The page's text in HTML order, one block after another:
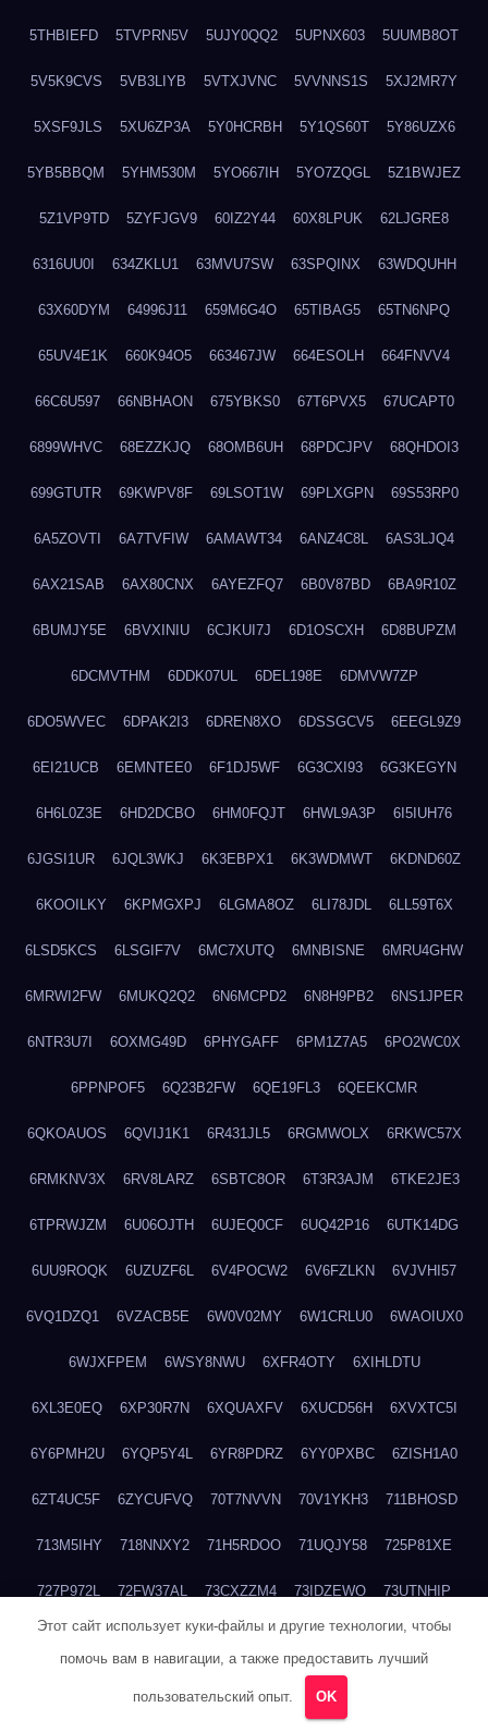
5THBIEFD 5TVPRN5V 5UJY0QQ2 5UPNX603 5UUMB8OT
5V5K9CVS 5VB3LIYB 5VTXJVNC 5VVNNS1S 5XJ2MR7Y
5XSF9JLS 5XU6ZP3A 5Y0HCRBH 5Y1QS60T 5Y86UZX6
5YB5BBQM 5YHM530M 5YO667IH 5YO7ZQGL 5Z1BWJEZ
5Z1VP9TD 5ZYFJGV9 60IZ2Y44 60X8LPUK 62LJGRE8
6316UU0I 634ZKLU1 63MVU7SW 63SPQINX 63WDQUHH
63X60DYM 64996J11 659M6G4O 65TIBAG5 65TN6NPQ
65UV4E1K 660K94O5 663467JW 664ESOLH 664FNVV4
66C6U597 66NBHAON 675YBKS0 67T6PVX5 67UCAPT0
6899WHVC 68EZZKJQ 68OMB6UH 68PDCJPV 68QHDOI3
699GTUTR 69KWPV8F 69LSOT1W 69PLXGPN 69S53RP0
6A5ZOVTI 6A7TVFIW 6AMAWT34 6ANZ4C8L 6AS3LJQ4
6AX21SAB 6AX80CNX 6AYEZFQ7 6B0V87BD 6BA9R10Z
6BUMJY5E 6BVXINIU 6CJKUI7J 6D1OSCXH 6D8BUPZM
6DCMVTHM 6DDK07UL 6DEL198E 6DMVW7ZP
6DO5WVEC 6DPAK2I3 6DREN8XO 6DSSGCV5 6EEGL9Z9
6EI21UCB 6EMNTEE0 6F1DJ5WF 6G3CXI93 6G3KEGYN
6H6L0Z3E 6HD2DCBO 6HM0FQJT 6HWL9A3P 6I5IUH76
6JGSI1UR 6JQL3WKJ 6K3EBPX1 6K3WDMWT 6KDND60Z
6KOOILKY 6KPMGXPJ 6LGMA8OZ 6LI78JDL 6LL59T6X
6LSD5KCS 6LSGIF7V 6MC7XUTQ 6MNBISNE 6MRU4GHW
6MRWI2FW 6MUKQ2Q2 6N6MCPD2 6N8H9PB2 6NS1JPER
6NTR3U7I 6OXMG49D 6PHYGAFF 6PM1Z7A5 6PO2WC0X
6PPNPOF5 6Q23B2FW 6QE19FL3 6QEEKCMR
6QKOAUOS 6QVIJ1K1 6R431JL5 6RGMWOLX 6RKWC57X
6RMKNV3X 6RV8LARZ 6SBTC8OR 6T3R3AJM 6TKE2JE3
6TPRWJZM 6U06OJTH 6UJEQ0CF 6UQ42P16 6UTK14DG
6UU9ROQK 6UZUZF6L 6V4POCW2 6V6FZLKN 6VJVHI57
6VQ1DZQ1 6VZACB5E 6W0V02MY 6W1CRLU0 6WAOIUX0
6WJXFPEM 6WSY8NWU 6XFR4OTY 6XIHLDTU
6XL3E0EQ 6XP30R7N 6XQUAXFV 6XUCD56H 6XVXTC5I
6Y6PMH2U 6YQP5Y4L 6YR8PDRZ 6YY0PXBC 6ZISH1A0
6ZT4UC5F 6ZYCUFVQ 70T7NVVN 70V1YKH3 711BHOSD
713M5IHY 718NNXY2 71H5RDOO 71UQJY58 725P81XE
727P972L 72FW37AL 73CXZZM4 73IDZEWO 73UTNHIP
740HGIUK 745ACL1O 74DPJX4S 74DVDXRM
76BJGQ4F
Этот сайт использует куки-файлы и другие технологии, чтобы
помочь вам в навигации, а также предоставить лучший
пользовательский опыт. OK